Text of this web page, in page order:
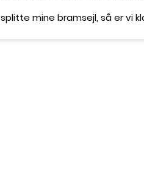
splitte mine bramsejl, så er vi